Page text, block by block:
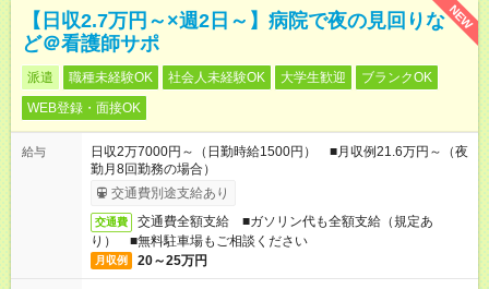
NEW
【日収2.7万円～×週2日～】病院で夜の見回りな
ど＠看護師サポ
派遣 職種未経験OK 社会人未経験OK 大学生歓迎
ブランクOK
WEB登録・面接OK
給与
日収2万7000円～（日勤時給1500円） ■月収例21.6万円～（夜
勤月8回勤務の場合）
交通費別途支給あり
交通費
交通費全額支給 ■ガソリン代も全額支給（規定あ
り） ■無料駐車場もご相談ください
月収例 20～25万円